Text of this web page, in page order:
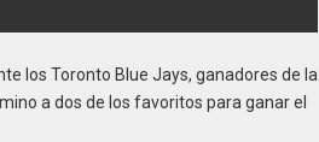
los Toronto Blue Jays, ganadores de la
a dos de los favoritos para ganar el